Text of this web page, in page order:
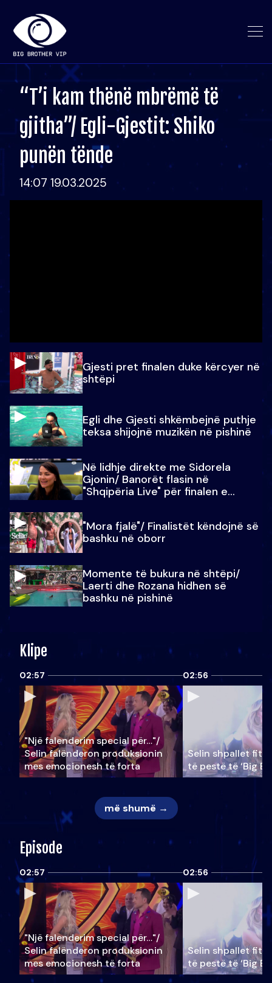
“T’i kam thënë mbrëmë të
gjitha”/ Egli-Gjestit: Shiko
punën tënde
14:07 19.03.2025
Gjesti pret finalen duke kërcyer në
shtëpi
Egli dhe Gjesti shkëmbejnë puthje
teksa shijojnë muzikën në pishinë
Në lidhje direkte me Sidorela
Gjonin/ Banorët flasin në
"Shqipëria Live" për finalen e
"Mora fjalë"/ Finalistët këndojnë së
bashku në oborr
Momente të bukura në shtëpi/
Laerti dhe Rozana hidhen së
bashku në pishinë
Klipe
02:57
"Një falenderim special për…"/
Selin falënderon produksionin
mes emocionesh të forta
02:56
Selin shpallet
të pestë të ‘Big
më shumë →
Episode
02:57
"Një falenderim special për…"/
Selin falënderon produksionin
mes emocionesh të forta
02:56
Selin shpallet
të pestë të ‘Big